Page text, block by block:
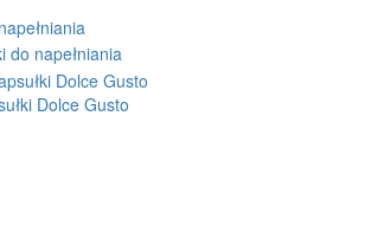
Dolce Gusto